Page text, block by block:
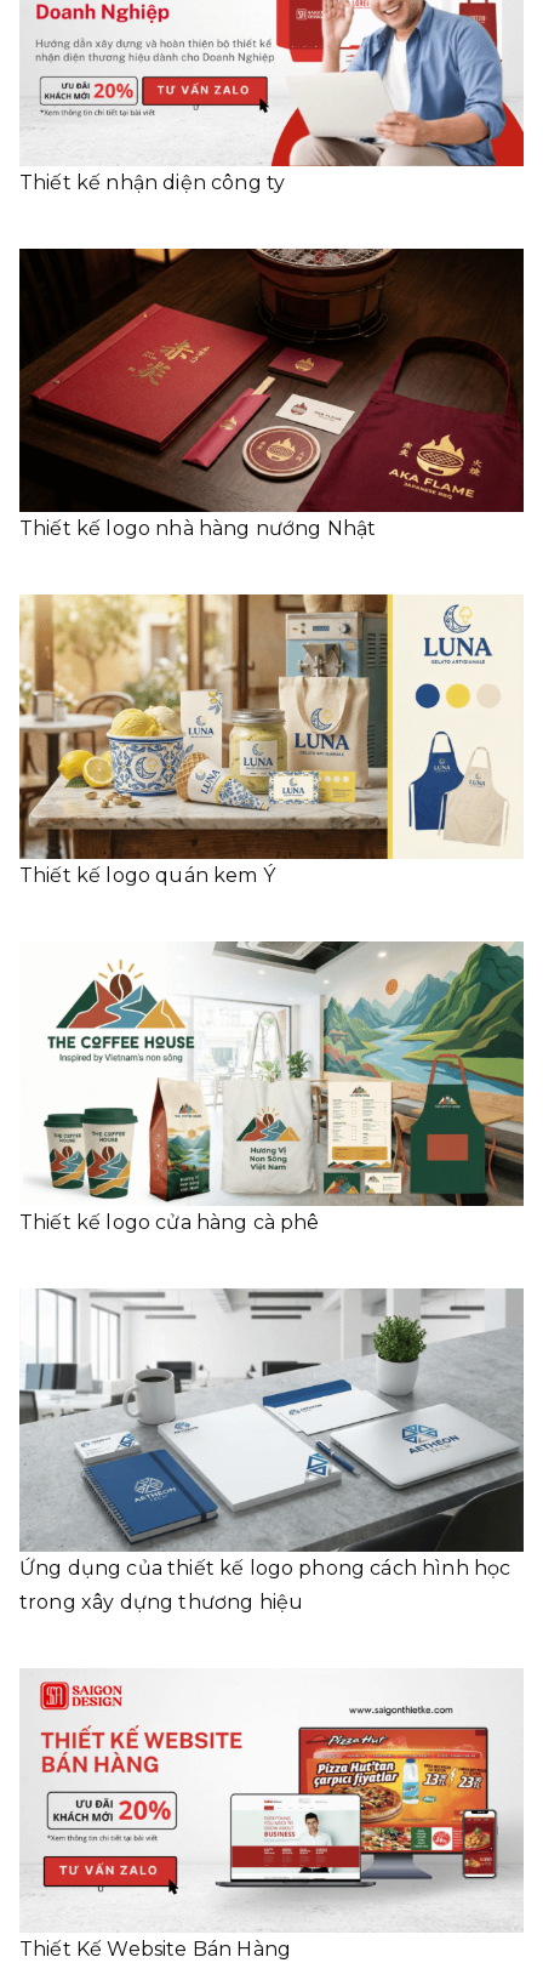
Thiết kế nhận diện công ty
Thiết kế logo nhà hàng nướng Nhật
Thiết kế logo quán kem Ý
Thiết kế logo cửa hàng cà phê
Ứng dụng của thiết kế logo phong cách hình học
trong xây dựng thương hiệu
Thiết Kế Website Bán Hàng